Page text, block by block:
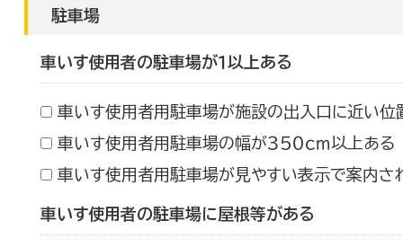
駐車場
車いす使用者の駐車場が１以上ある
車いす使用者用駐車場が施設の出入口に近い位
車いす使用者用駐車場の幅が３５０ｃｍ以上ある
車いす使用者用駐車場が見やすい表示で案内さ
車いす使用者の駐車場に屋根等がある